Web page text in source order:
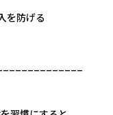
を防げる